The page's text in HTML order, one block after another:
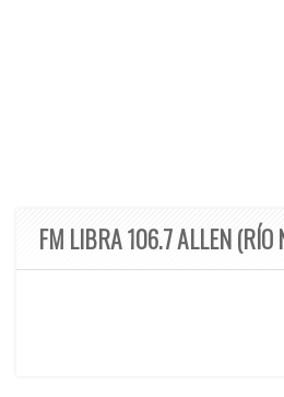
FM LIBRA 106.7 ALLEN (RÍO